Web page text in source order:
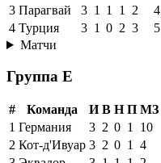
3 Парагвай 3 1 1 1 2 4
4 Турция 3 1 0 2 3 5
Матчи
Группа E
# Команда И В Н П МЗ
1 Германия 3 2 0 1 10
2 Кот-д'Ивуар 3 2 0 1 4